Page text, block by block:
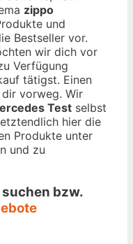
zippo
und
Bestseller vor.
wir dich vor
Verfügung
tätigst. Einen
vorweg. Wir
Test selbst
hier die
Produkte unter
und zu
suchen bzw.